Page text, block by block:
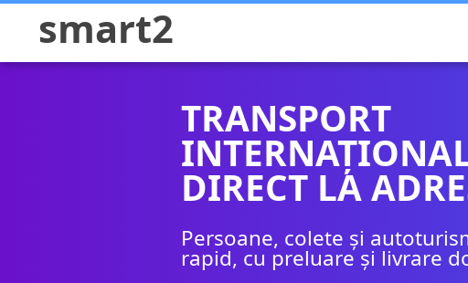
smart2
TRANSPORT
DIRECT LA
Persoane, colete și
rapid, cu preluare și livrare